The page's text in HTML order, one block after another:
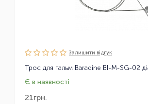
Залишити вiдгук
Є в наявності
21грн.